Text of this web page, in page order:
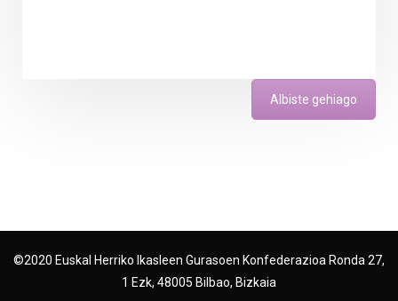
Albiste gehiago
©2020 Euskal Herriko Ikasleen Gurasoen Konfederazioa Ronda 27,
1 Ezk, 48005 Bilbao, Bizkaia